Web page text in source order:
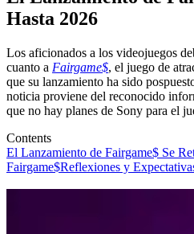
Hasta 2026
Los aficionados a los videojuegos
cuanto a Fairgame$, el juego de
que su lanzamiento ha sido
noticia proviene del reconocido
que no hay planes de Sony para el
Contents
El Lanzamiento de Fairgame$ Se
Fairgame$Reflexiones y